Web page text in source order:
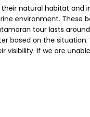
their natural habitat and
environment. These
tour lasts
based on the
If we are